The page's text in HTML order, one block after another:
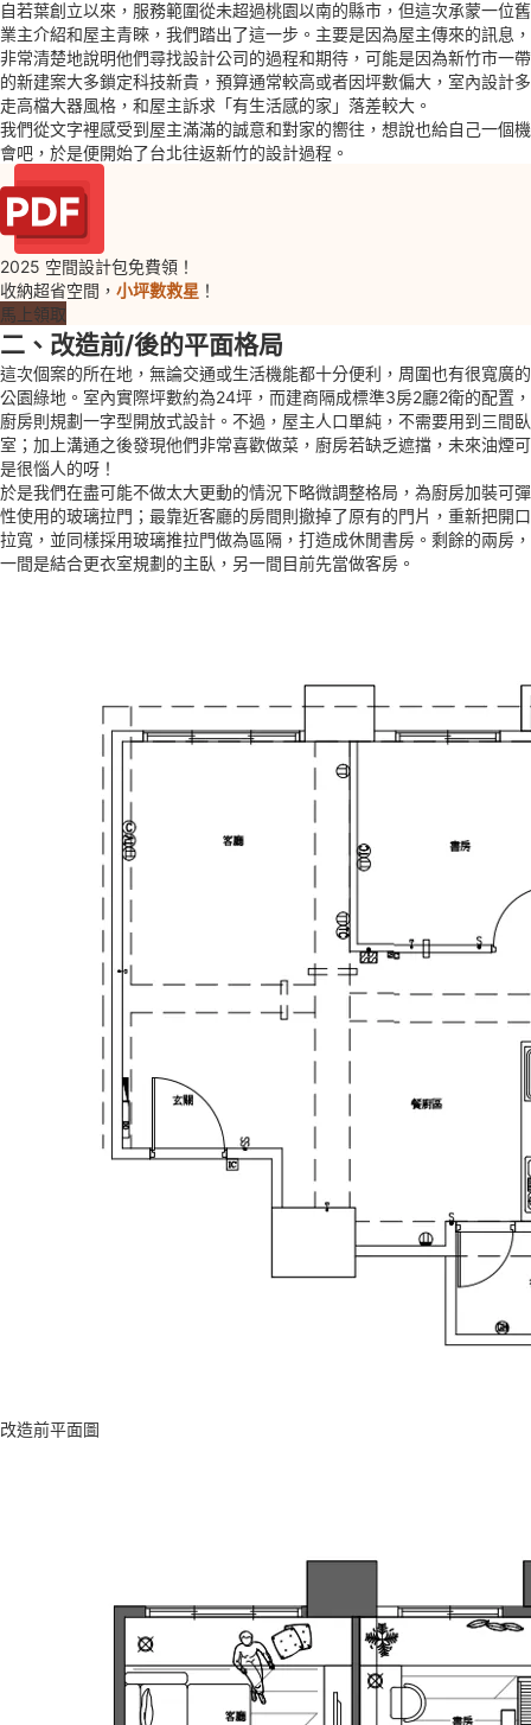
自若葉創立以來，服務範圍從未超過桃園以南的縣市，但這次承蒙一位舊
業主介紹和屋主青睞，我們踏出了這一步。主要是因為屋主傳來的訊息，
非常清楚地說明他們尋找設計公司的過程和期待，可能是因為新竹市一帶
的新建案大多鎖定科技新貴，預算通常較高或者因坪數偏大，室內設計多
走高檔大器風格，和屋主訴求「有生活感的家」落差較大。
我們從文字裡感受到屋主滿滿的誠意和對家的嚮往，想說也給自己一個機
會吧，於是便開始了台北往返新竹的設計過程。
2025 空間設計包免費領！
收納超省空間， 小坪數救星 ！
馬上領取
二、改造前/後的平面格局
這次個案的所在地，無論交通或生活機能都十分便利，周圍也有很寬廣的
公園綠地。室內實際坪數約為24坪，而建商隔成標準3房2廳2衛的配置，
廚房則規劃一字型開放式設計。不過，屋主人口單純，不需要用到三間臥
室；加上溝通之後發現他們非常喜歡做菜，廚房若缺乏遮擋，未來油煙可
是很惱人的呀！
於是我們在盡可能不做太大更動的情況下略微調整格局，為廚房加裝可彈
性使用的玻璃拉門；最靠近客廳的房間則撤掉了原有的門片，重新把開口
拉寬，並同樣採用玻璃推拉門做為區隔，打造成休閒書房。剩餘的兩房，
一間是結合更衣室規劃的主臥，另一間目前先當做客房。
改造前平面圖